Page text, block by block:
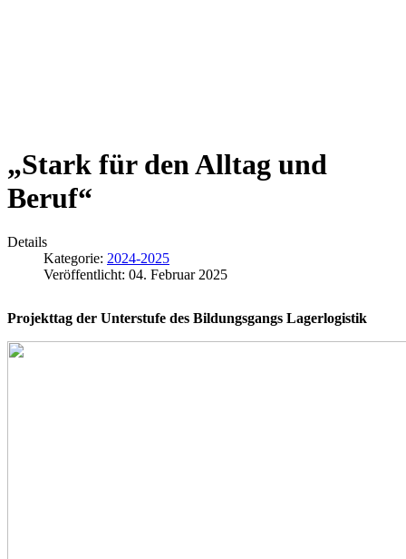
„Stark für den Alltag und
Beruf“
Details
Kategorie: 2024-2025
Veröffentlicht: 04. Februar 2025
Projekttag der Unterstufe des Bildungsgangs Lagerlogistik